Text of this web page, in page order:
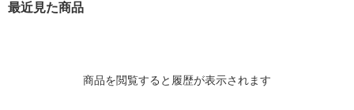
最近見た商品
商品を閲覧すると履歴が表示されます